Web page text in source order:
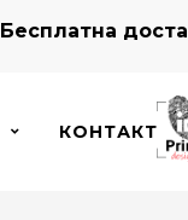
Бесплатна
КОНТАКТ